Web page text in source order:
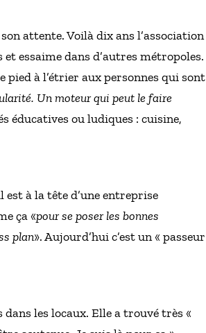
attente. Voilà dix ans l’association
essaime dans d’autres métropoles.
pied à l’étrier aux personnes qui sont
Un moteur qui peut le faire
éducatives ou ludiques : cuisine,
est à la tête d’une entreprise
ça «pour se poser les bonnes
plan». Aujourd’hui c’est un « passeur
les locaux. Elle a trouvé très «